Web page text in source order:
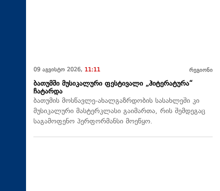
09 აგვისტო 2026, 11:11 რეგიონი
ბათუმში მუსიკალური ფესტივალი „ჰიტერატურა“
ჩატარდა
ბათუმის მოსწავლე-ახალგაზრდობის სასახლეში კი
მუსიკალური მასტერკლასი გაიმართა, რის შემდეგაც
საგამოფენო პერფორმანსი მოეწყო.